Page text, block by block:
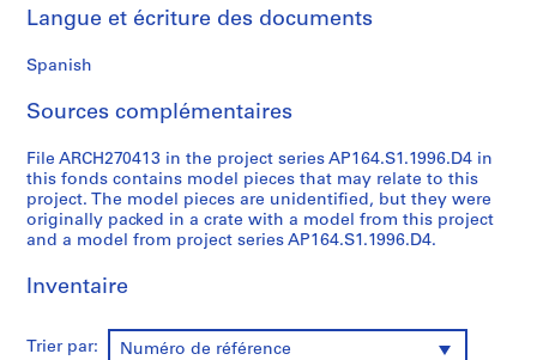
e
P
l
i
d
e
o
Langue et écriture des documents
Spanish
Sources complémentaires
File ARCH270413 in the project series AP164.S1.1996.D4 in
this fonds contains model pieces that may relate to this
project. The model pieces are unidentified, but they were
originally packed in a crate with a model from this project
and a model from project series AP164.S1.1996.D4.
Inventaire
Trier par: Numéro de référence